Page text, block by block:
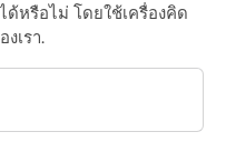
หรือไม่ โดยใช้เครื่องคิด
เรา.